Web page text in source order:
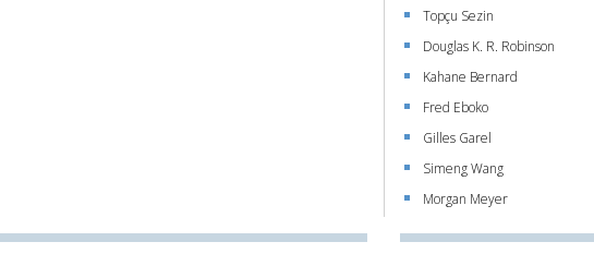
Topçu Sezin
Douglas K. R. Robinson
Kahane Bernard
Fred Eboko
Gilles Garel
Simeng Wang
Morgan Meyer